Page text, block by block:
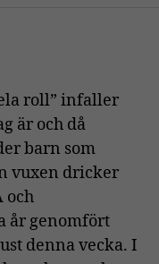
roll” infaller
är och då
barn som
vuxen dricker
och
år genomfört
denna vecka. I